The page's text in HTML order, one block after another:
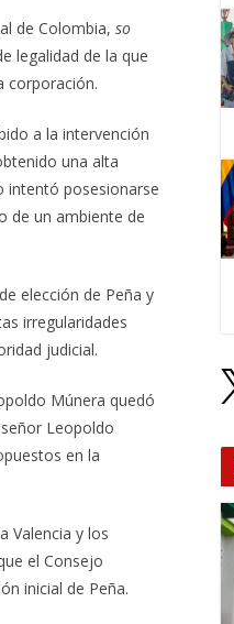
de Colombia, so
legalidad de la que
corporación.
a la intervención
una alta
intentó posesionarse
de un ambiente de
elección de Peña y
irregularidades
judicial.
Múnera quedó
Leopoldo
en la
Valencia y los
el Consejo
inicial de Peña.